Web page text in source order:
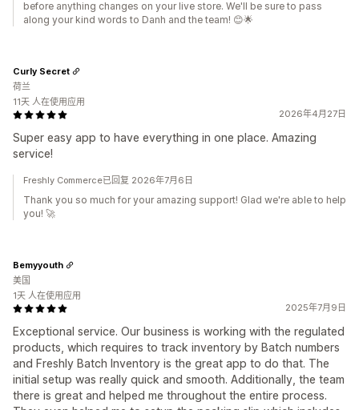
before anything changes on your live store. We'll be sure to pass
along your kind words to Danh and the team! 😊🌟
2026年4月27日
Super easy app to have everything in one place. Amazing
service!
Curly Secret
荷兰
11天 人在使用应用
Freshly Commerce已回复 2026年7月6日
Thank you so much for your amazing support! Glad we're able to help
you! 🚀
2025年7月9日
Exceptional service. Our business is working with the regulated
products, which requires to track inventory by Batch numbers
and Freshly Batch Inventory is the great app to do that. The
initial setup was really quick and smooth. Additionally, the team
there is great and helped me throughout the entire process.
Bemyyouth
美国
1天 人在使用应用